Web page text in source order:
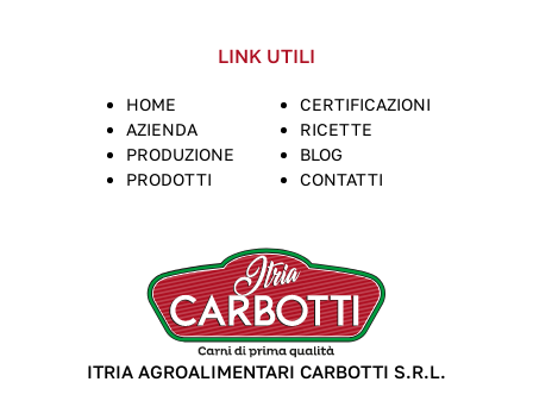
LINK UTILI
HOME
AZIENDA
PRODUZIONE
PRODOTTI
CERTIFICAZIONI
RICETTE
BLOG
CONTATTI
ITRIA AGROALIMENTARI CARBOTTI S.R.L.